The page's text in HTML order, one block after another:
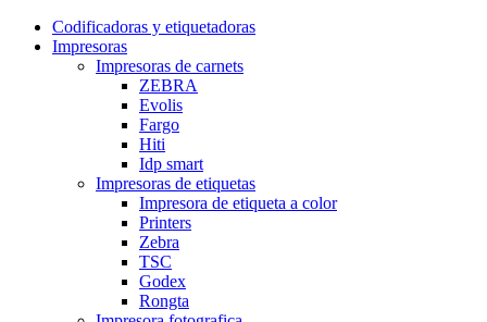
Codificadoras y etiquetadoras
Impresoras
Impresoras de carnets
ZEBRA
Evolis
Fargo
Hiti
Idp smart
Impresoras de etiquetas
Impresora de etiqueta a color
Printers
Zebra
TSC
Godex
Rongta